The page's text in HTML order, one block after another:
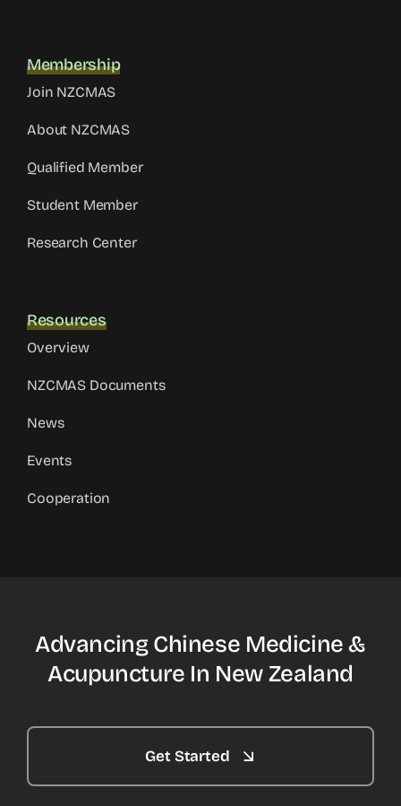
Membership
Join NZCMAS
About NZCMAS
Qualified Member
Student Member
Research Center
Resources
Overview
NZCMAS Documents
News
Events
Cooperation
Advancing Chinese Medicine &
Acupuncture In New Zealand
Get Started